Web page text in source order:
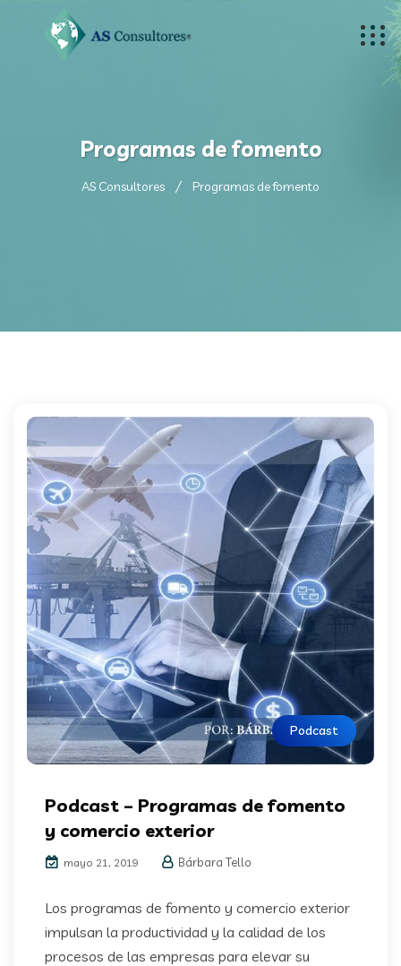
Programas de fomento
AS Consultores Programas de fomento
Podcast
Podcast – Programas de fomento
y comercio exterior
mayo 21, 2019 Bárbara Tello
Los programas de fomento y comercio exterior
impulsan la productividad y la calidad de los
procesos de las empresas para elevar su